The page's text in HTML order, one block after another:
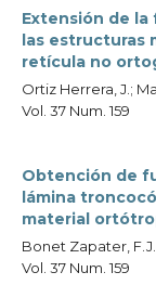
Extensión de la
las estructuras
retícula no
Ortiz Herrera, J.;
Vol. 37 Num. 159
Obtención de
lámina
material
Bonet Zapater, F.J.
Vol. 37 Num. 159